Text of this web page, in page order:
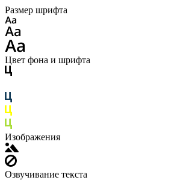
Размер шрифта
Цвет фона и шрифта
Изображения
Озвучивание текста